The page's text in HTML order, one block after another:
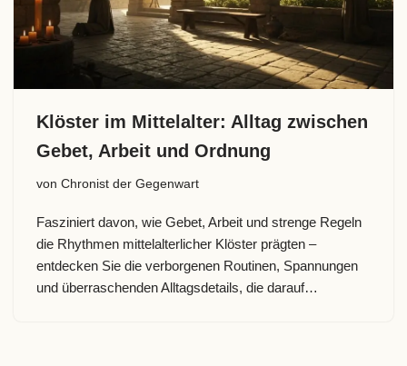
Klöster im Mittelalter: Alltag zwischen
Gebet, Arbeit und Ordnung
von Chronist der Gegenwart
Fasziniert davon, wie Gebet, Arbeit und strenge Regeln
die Rhythmen mittelalterlicher Klöster prägten –
entdecken Sie die verborgenen Routinen, Spannungen
und überraschenden Alltagsdetails, die darauf…